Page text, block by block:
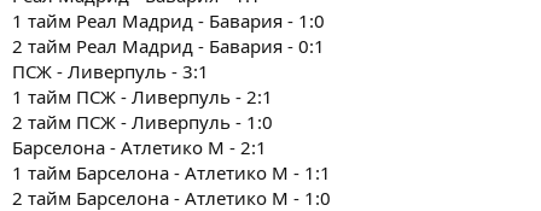
1 тайм Реал Мадрид - Бавария - 1:0
2 тайм Реал Мадрид - Бавария - 0:1
ПСЖ - Ливерпуль - 3:1
1 тайм ПСЖ - Ливерпуль - 2:1
2 тайм ПСЖ - Ливерпуль - 1:0
Барселона - Атлетико М - 2:1
1 тайм Барселона - Атлетико М - 1:1
2 тайм Барселона - Атлетико М - 1:0